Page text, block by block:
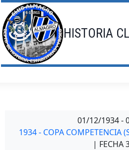
Saltar
al
contenido
HISTORIA
01/12/1934 -
1934 - COPA COMPETENCIA
| FECHA